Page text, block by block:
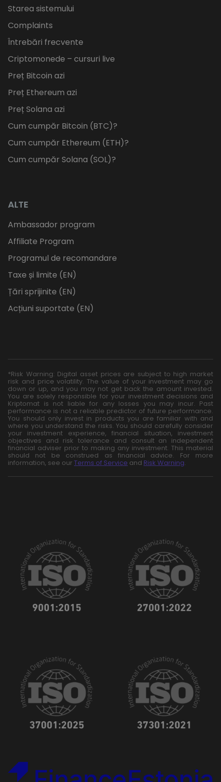
Starea sistemului
Complaints
Întrebări frecvente
Criptomonede – cursuri live
Preț Bitcoin azi
Preț Ethereum azi
Preț Solana azi
Cum cumpăr Bitcoin (BTC)?
Cum cumpăr Ethereum (ETH)?
Cum cumpăr Solana (SOL)?
ALTE
Ambassador program
Affiliate Program
Programul de recomandare
Taxe și limite (EN)
Țări sprijinite (EN)
Acțiuni suportate (EN)
*Risk Warning: Digital asset prices are subject to high market
risk and price volatility. The value of your investment may go
down or up, and you may not get back the amount invested.
You are solely responsible for your investment decisions and
Kriptomat is not liable for any losses you may incur. Past
performance is not a reliable predictor of future performance.
You should only invest in products you are familiar with and
where you understand the risks. You should carefully consider
your investment experience, financial situation, investment
objectives and risk tolerance and consult an independent
financial adviser prior to making any investment. This material
should not be construed as financial advice. For more
information, see our Terms of Service and Risk Warning.